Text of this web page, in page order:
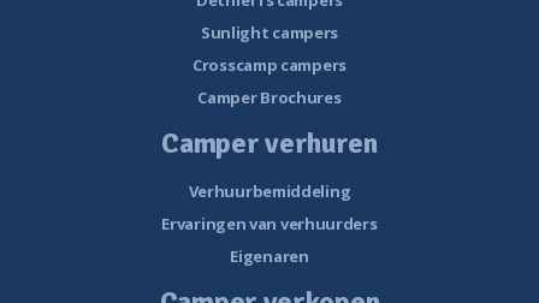
Sunlight campers
Crosscamp campers
Camper Brochures
Camper verhuren
Verhuurbemiddeling
Ervaringen van verhuurders
Eigenaren